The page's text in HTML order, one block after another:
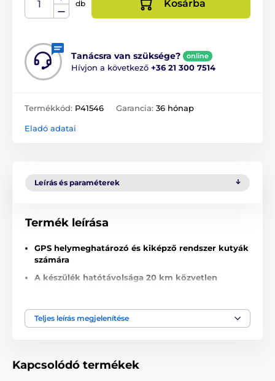
db Kosárba
Tanácsra van szüksége? online
Hívjon a következő +36 21 300 7514
Termékkód: P41546 Garancia: 36 hónap
Eladó adatai
Leírás és paraméterek
Termék leírása
GPS helymeghatározó és kiképző rendszer kutyák
számára
A készülék hatótávolsága 20 km közvetlen
Legmodernebb technológia, magas GPS
Hosszú élettartamú akkumulátor (több mint 40
Teljes leírás megjelenítése
Kapcsolódó termékek